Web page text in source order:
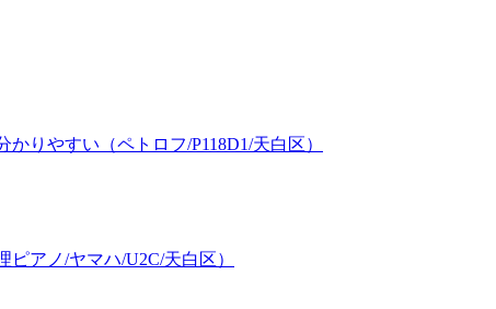
りやすい（ペトロフ/P118D1/天白区）
アノ/ヤマハ/U2C/天白区）